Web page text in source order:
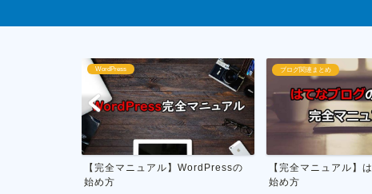
ブログ関連まとめ
【完全マニュアル】はてなブログの
始め方
ブログ運営
私がやってる雑記ブ
月1万円を稼ぐ具体